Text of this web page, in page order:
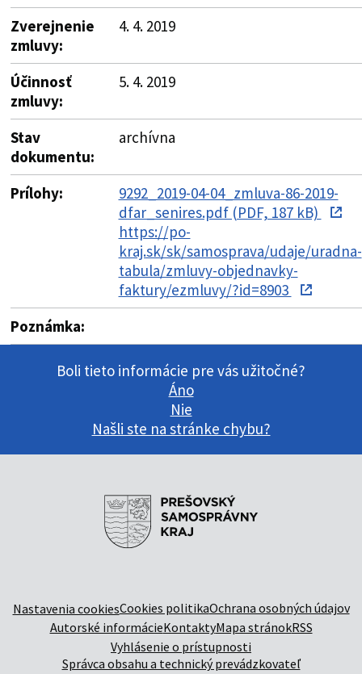
Zverejnenie
zmluvy:
4. 4. 2019
Účinnosť
zmluvy:
5. 4. 2019
Stav
dokumentu:
archívna
Prílohy:
9292_2019-04-04_zmluva-86-2019-
dfar_senires.pdf (PDF, 187 kB)
https://po-
kraj.sk/sk/samosprava/udaje/uradna-
tabula/zmluvy-objednavky-
faktury/ezmluvy/?id=8903
Poznámka:
Boli tieto informácie pre vás užitočné?
Áno
Nie
Našli ste na stránke chybu?
Nastavenia cookiesCookies politikaOchrana osobných údajov
Autorské informácieKontaktyMapa stránokRSS
Vyhlásenie o prístupnosti
Správca obsahu a technický prevádzkovateľ